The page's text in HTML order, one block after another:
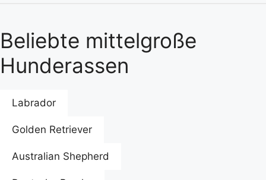
Beliebte mittelgroße
Hunderassen
Labrador
Golden Retriever
Australian Shepherd